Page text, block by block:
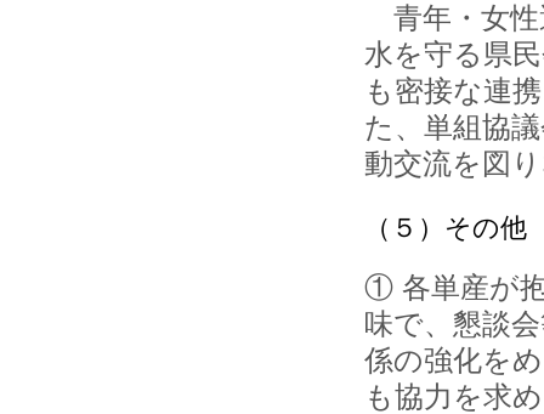
青年・女性
水を守る県
も密接な連
た、単組協
動交流を図
（５）その他
① 各単産が
味で、懇談
係の強化を
も協力を求